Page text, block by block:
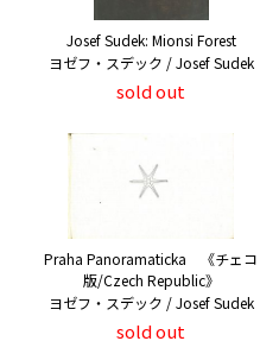
Josef Sudek: Mionsi Forest
ヨゼフ・スデック / Josef Sudek
sold out
Praha Panoramaticka 《チェコ
版/Czech Republic》
ヨゼフ・スデック / Josef Sudek
sold out